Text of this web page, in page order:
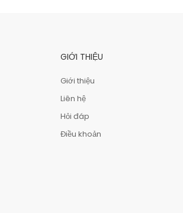
GIỚI THIỆU
Giới thiệu
Liên hệ
Hỏi đáp
Điều khoản